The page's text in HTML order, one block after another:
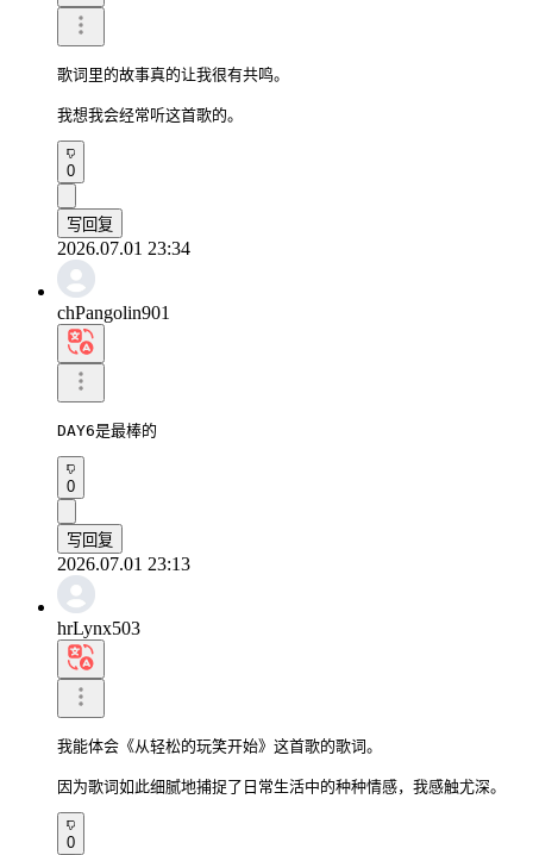
歌词里的故事真的让我很有共鸣。
我想我会经常听这首歌的。
0
写回复
2026.07.01 23:34
chPangolin901
DAY6是最棒的
0
写回复
2026.07.01 23:13
hrLynx503
我能体会《从轻松的玩笑开始》这首歌的歌词。
因为歌词如此细腻地捕捉了日常生活中的种种情感，我感触尤深。
0